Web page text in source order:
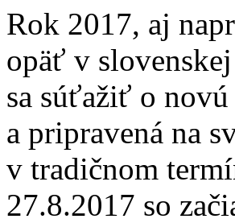
Rok 2017, aj
opäť v
sa súťažiť o
a pripravená na
v tradičnom
27.8.2017 so